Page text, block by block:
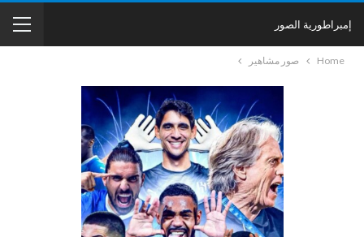
إمبراطورية الصور
Home صور مشاهير